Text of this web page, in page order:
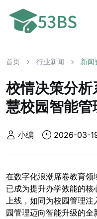
首页 行业新闻 新闻
校情决策分
慧校园智能管
小编 2026-03-
在数字化浪潮席卷教育领
已成为提升办学效能的
上线，如同为校园管理注
园管理迈向智能升级的